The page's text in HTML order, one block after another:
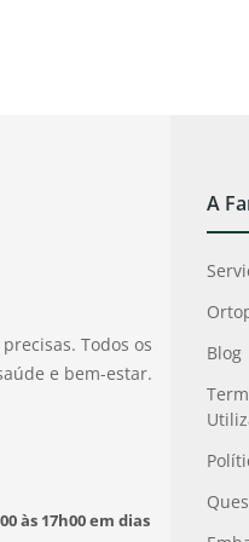
Todos os
e bem-estar.
às 17h00 em dias
A
Blog